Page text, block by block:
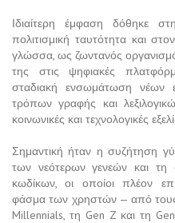
Ιδιαίτερη έμφαση δόθηκε
πολιτισμική ταυτότητα και
γλώσσα, ως ζωντανός
της στις ψηφιακές
σταδιακή ενσωμάτωση νέων
τρόπων γραφής και
κοινωνικές και τεχνολογικές
Σημαντική ήταν η συζήτηση
των νεότερων γενεών και τη
κωδίκων, οι οποίοι πλέον
φάσμα των χρηστών — από τους
Millennials, τη Gen Z και τη